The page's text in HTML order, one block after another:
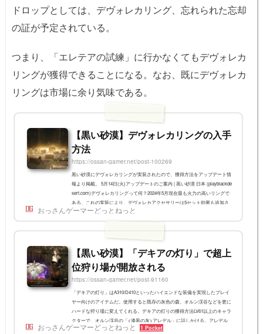
ドロップとしては、デヴォレカリング、忘れられた忘却
の証が予定されている。
つまり、「エレテアの試練」に行かなくてもデヴォレカ
リングが獲得できることになる。なお、既にデヴォレカ
リングは市場に余り気味である。
【黒い砂漠】デヴォレカリングの入手
方法
https://ossan-gamer.net/post-100269
黒い砂漠にデヴォレカリングが実装されたので、獲得方法をアップデート情
報より掲載。 5月14日(火)アップデートのご案内 | 黒い砂漠 日本 (playblackde
sert.com)デヴォレカリングって何？2024年5月現在最も火力の高いリングで
ある。これの実装により、デヴォレカアクセサリーは5セット効果も追加さ
れる。3セット効果で全ての攻撃力+12、5セット効果では3セット効果に加え
て全ての攻撃力+8も適用される。デヴォレカリングの入手方法デヴォレカリ
ングが入手できる「エレテアの試練」入場のため、狩りのレアドロップであ
る「忘れられた忘...
おっさんゲーマーどっとねっと
【黒い砂漠】「デキアの灯り」で超上
位狩り場が開放される
https://ossan-gamer.net/post-91160
「デキアの灯り」はA310/D410といったハイエンドな装備を実現したプレイ
ヤー向けのアイテムだ。使用すると既存の灰色の森、オルン渓谷などを更に
ハードな狩り場に変えてくれる。デキアの灯りの獲得方法LV61以上のキャラ
クターで、オルン渓谷の「<漆黒の灰>アレデル」に話しかける。アレデル
がいる付近は道沿いなので、非戦闘用キャラでもらいに行くこともできる。
おっさんゲーマーどっとねっと 1 Pocket